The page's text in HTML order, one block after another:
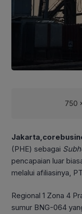
750
(PHE) sebagai
pencapaian luar
melalui afiliasinya,
Regional 1 Zona 4
sumur BNG-064